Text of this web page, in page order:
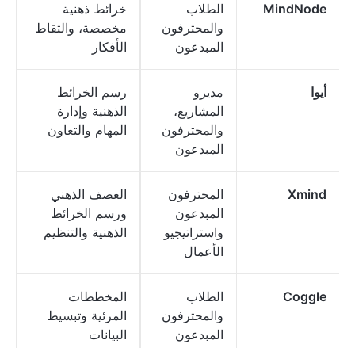
MindNode
الطلاب
والمحترفون
المبدعون
خرائط ذهنية
مخصصة، والتقاط
الأفكار
أيوا
مديرو
المشاريع،
والمحترفون
المبدعون
رسم الخرائط
الذهنية وإدارة
المهام والتعاون
Xmind
المحترفون
المبدعون
واستراتيجيو
الأعمال
العصف الذهني
ورسم الخرائط
الذهنية والتنظيم
Coggle
الطلاب
والمحترفون
المبدعون
المخططات
المرئية وتبسيط
البيانات